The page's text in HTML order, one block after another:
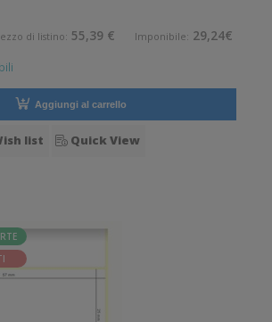
per bobina. Etichette in
permanente. Diametro interno: 25
di listino: 55,39 € Imponibile: 29,24€
Aggiungi al carrello
list Quick View